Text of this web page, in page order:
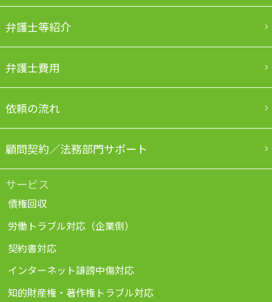
弁護士等紹介
弁護士費用
依頼の流れ
顧問契約／法務部門サポート
サービス
債権回収
労働トラブル対応（企業側）
契約書対応
インターネット誹謗中傷対応
知的財産権・著作権トラブル対応